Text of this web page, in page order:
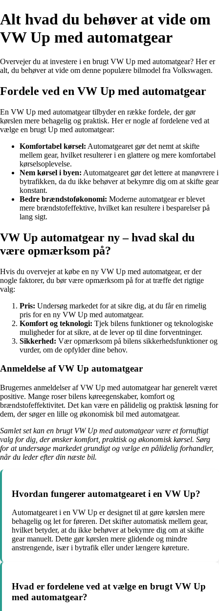
Alt hvad du behøver at vide om
VW Up med automatgear
Overvejer du at investere i en brugt VW Up med automatgear? Her er
alt, du behøver at vide om denne populære bilmodel fra Volkswagen.
Fordele ved en VW Up med automatgear
En VW Up med automatgear tilbyder en række fordele, der gør
kørslen mere behagelig og praktisk. Her er nogle af fordelene ved at
vælge en brugt Up med automatgear:
Komfortabel kørsel: Automatgearet gør det nemt at skifte
mellem gear, hvilket resulterer i en glattere og mere komfortabel
kørselsoplevelse.
Nem kørsel i byen: Automatgearet gør det lettere at manøvrere i
bytrafikken, da du ikke behøver at bekymre dig om at skifte gear
konstant.
Bedre brændstoføkonomi: Moderne automatgear er blevet
mere brændstofeffektive, hvilket kan resultere i besparelser på
lang sigt.
VW Up automatgear ny – hvad skal du
være opmærksom på?
Hvis du overvejer at købe en ny VW Up med automatgear, er der
nogle faktorer, du bør være opmærksom på for at træffe det rigtige
valg:
Pris: Undersøg markedet for at sikre dig, at du får en rimelig
pris for en ny VW Up med automatgear.
Komfort og teknologi: Tjek bilens funktioner og teknologiske
muligheder for at sikre, at de lever op til dine forventninger.
Sikkerhed: Vær opmærksom på bilens sikkerhedsfunktioner og
vurder, om de opfylder dine behov.
Anmeldelse af VW Up automatgear
Brugernes anmeldelser af VW Up med automatgear har generelt været
positive. Mange roser bilens køreegenskaber, komfort og
brændstofeffektivitet. Det kan være en pålidelig og praktisk løsning for
dem, der søger en lille og økonomisk bil med automatgear.
Samlet set kan en brugt VW Up med automatgear være et fornuftigt
valg for dig, der ønsker komfort, praktisk og økonomisk kørsel. Sørg
for at undersøge markedet grundigt og vælge en pålidelig forhandler,
når du leder efter din næste bil.
Hvordan fungerer automatgearet i en VW Up?
Automatgearet i en VW Up er designet til at gøre kørslen mere
behagelig og let for føreren. Det skifter automatisk mellem gear,
hvilket betyder, at du ikke behøver at bekymre dig om at skifte
gear manuelt. Dette gør kørslen mere glidende og mindre
anstrengende, især i bytrafik eller under længere køreture.
Hvad er fordelene ved at vælge en brugt VW Up
med automatgear?